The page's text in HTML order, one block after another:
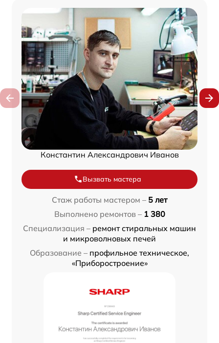
Константин Александрович Иванов
Вызвать мастера
Стаж работы мастером – 5 лет
Выполнено ремонтов – 1 380
Специализация – ремонт стиральных машин
и микроволновых печей
Образование – профильное техническое,
«Приборостроение»